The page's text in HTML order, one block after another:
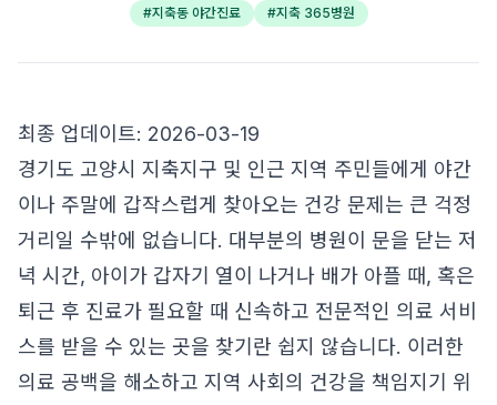
#지축동 야간진료 #지축 365병원
최종 업데이트: 2026-03-19
경기도 고양시 지축지구 및 인근 지역 주민들에게 야간
이나 주말에 갑작스럽게 찾아오는 건강 문제는 큰 걱정
거리일 수밖에 없습니다. 대부분의 병원이 문을 닫는 저
녁 시간, 아이가 갑자기 열이 나거나 배가 아플 때, 혹은
퇴근 후 진료가 필요할 때 신속하고 전문적인 의료 서비
스를 받을 수 있는 곳을 찾기란 쉽지 않습니다. 이러한
의료 공백을 해소하고 지역 사회의 건강을 책임지기 위